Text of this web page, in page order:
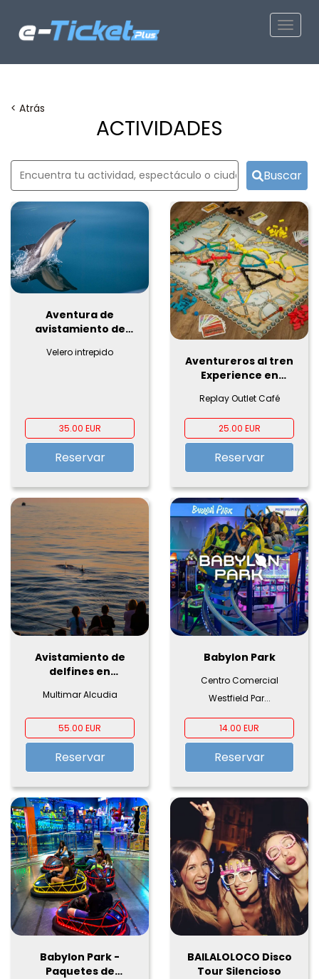
< Atrás
ACTIVIDADES
Buscar
Aventura de
avistamiento de
de Estepona
Velero intrepido
35.00 EUR
Reservar
Aventureros al tren
Experience en
Replay Outlet Café
25.00 EUR
Reservar
Avistamiento de
delfines en
Mallorca
Multimar Alcudia
55.00 EUR
Reservar
Babylon Park
Centro Comercial
Westfield Par...
14.00 EUR
Reservar
Babylon Park -
Paquetes de
BAILALOLOCO Disco
Tour Silencioso